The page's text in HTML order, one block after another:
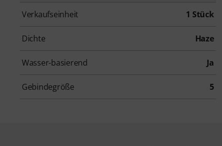
Verkaufseinheit 1 Stück
Dichte Haze
Wasser-basierend Ja
Gebindegröße 5